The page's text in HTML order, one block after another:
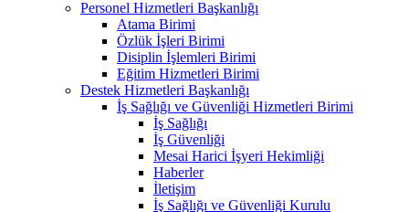
Personel Hizmetleri Başkanlığı
Atama Birimi
Özlük İşleri Birimi
Disiplin İşlemleri Birimi
Eğitim Hizmetleri Birimi
Destek Hizmetleri Başkanlığı
İş Sağlığı ve Güvenliği Hizmetleri Birimi
İş Sağlığı
İş Güvenliği
Mesai Harici İşyeri Hekimliği
Haberler
İletişim
İş Sağlığı ve Güvenliği Kurulu